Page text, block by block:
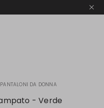
PANTALONI DA DONNA
- Verde